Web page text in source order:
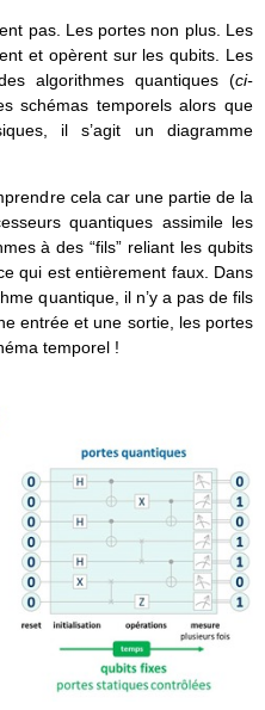
pas. Les portes non plus. Les
et opèrent sur les qubits. Les
algorithmes quantiques (ci-
schémas temporels alors que
il s’agit un diagramme
cela car une partie de la
quantiques assimile les
à des “fils” reliant les qubits
qui est entièrement faux. Dans
quantique, il n’y a pas de fils
entrée et une sortie, les portes
temporel !